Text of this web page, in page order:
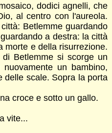
dodici agnelli, che
al centro con l'aureola.
Betlemme guardando
a destra: la città
morte e della risurrezione.
Betlemme si scorge un
un bambino,
delle scale. Sopra la porta
croce e sotto un gallo.
vite...